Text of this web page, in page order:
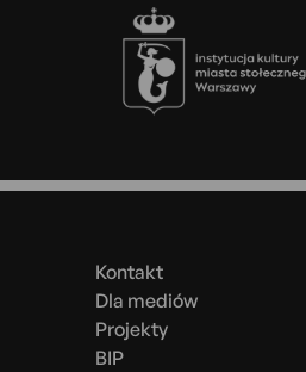
Stopka
Menu
Kontakt
Dla mediów
Projekty
BIP